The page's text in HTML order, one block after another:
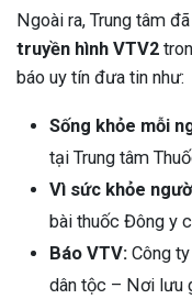
Ngoài ra, Trung tâm
truyền hình VTV2
báo uy tín đưa tin như:
Sống khỏe mỗi
tại Trung tâm
Vì sức khỏe
bài thuốc Đông y
Báo VTV: Công
dân tộc – Nơi lưu